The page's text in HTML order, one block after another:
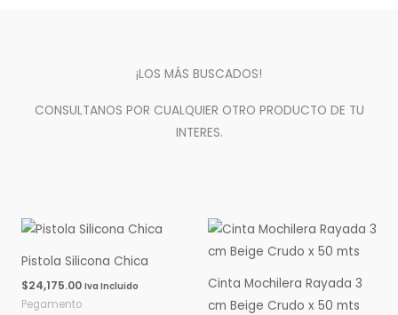
¡LOS MÁS BUSCADOS!
CONSULTANOS POR CUALQUIER OTRO PRODUCTO DE TU
INTERES.
Pistola Silicona Chica
$24,175.00 Iva Incluido
Pegamento
Cinta Mochilera Rayada 3
cm Beige Crudo x 50 mts